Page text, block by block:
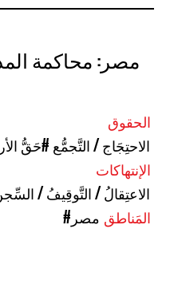
مصر: محاكمة
#الاحتِجَاج / التَّجمُّع #حَقُّ
#الاعتِقالُ / التَّوقِيفُ /
#مصر